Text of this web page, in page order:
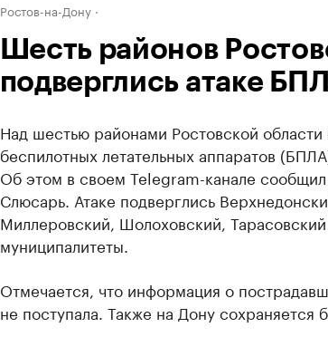
Ростов-на-Дону
Шесть районов
подверглись атаке
Над шестью районами Ростовской области
беспилотных летательных аппаратов
Об этом в своем Telegram-канале
Слюсарь. Атаке подверглись
Миллеровский, Шолоховский,
муниципалитеты.
Отмечается, что информация о
не поступала. Также на Дону сохраняется